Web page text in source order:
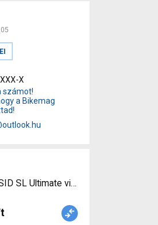
X
számot!
a Bikemag
SL Ultimate villa eladó RockShox